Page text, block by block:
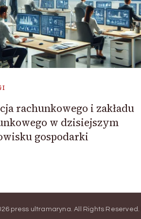
rachunkowego i zakładu
w dzisiejszym
gospodarki
press ultramaryna . All Rights Reserved.